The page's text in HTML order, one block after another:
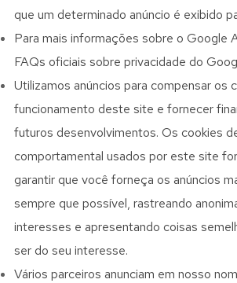
que um determinado anúncio é exibido
Para mais informações sobre o Google
FAQs oficiais sobre privacidade do
Utilizamos anúncios para compensar os
funcionamento deste site e fornecer
futuros desenvolvimentos. Os cookies
comportamental usados ​​por este site
garantir que você forneça os anúncios
sempre que possível, rastreando
interesses e apresentando coisas
ser do seu interesse.
Vários parceiros anunciam em nosso